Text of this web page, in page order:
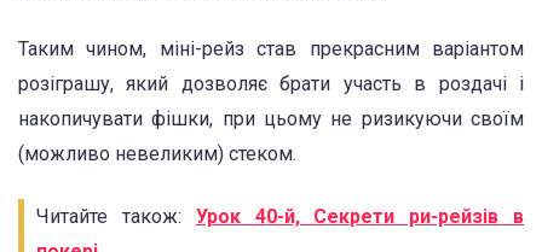
Таким чином, міні-рейз став прекрасним варіантом
розіграшу, який дозволяє брати участь в роздачі і
накопичувати фішки, при цьому не ризикуючи своїм
(можливо невеликим) стеком.
Читайте також: Урок 40-й, Секрети ри-рейзів в